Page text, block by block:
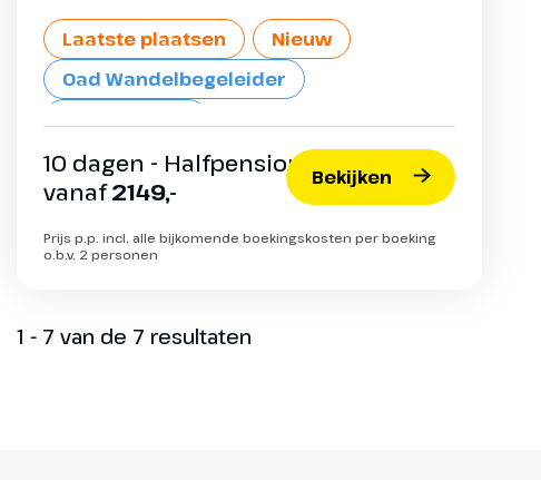
Laatste plaatsen
Nieuw
Oad Wandelbegeleider
10 dagen - Halfpension
vanaf2149,- Bekijken
Prijs p.p. incl. alle bijkomende boekingskosten per boeking
o.b.v. 2 personen
1 - 7 van de 7 resultaten